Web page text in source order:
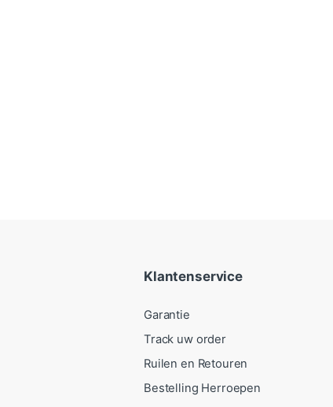
Klantenservice
Garantie
Track uw order
Ruilen en Retouren
Bestelling Herroepen